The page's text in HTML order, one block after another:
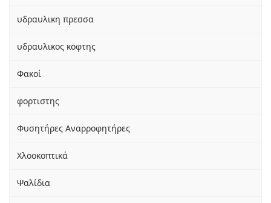
υδραυλικη πρεσσα
υδραυλικος κοφτης
Φακοί
φορτιστης
Φυσητήρες Αναρροφητήρες
Χλοοκοπτικά
Ψαλίδια